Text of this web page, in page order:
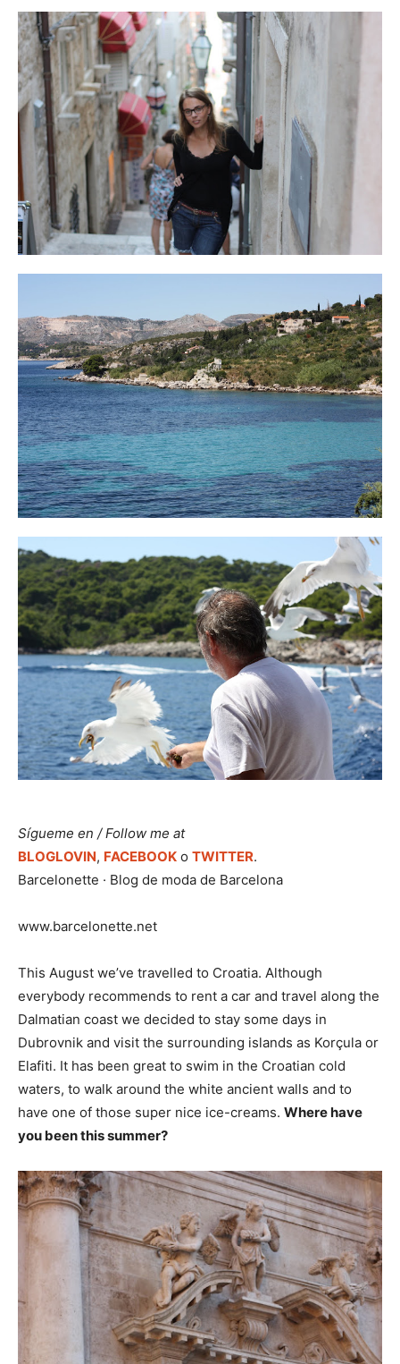
Sígueme en / Follow me at
BLOGLOVIN, FACEBOOK o TWITTER.
Barcelonette · Blog de moda de Barcelona
www.barcelonette.net
This August we’ve travelled to Croatia. Although
everybody recommends to rent a car and travel along the
Dalmatian coast we decided to stay some days in
Dubrovnik and visit the surrounding islands as Korçula or
Elafiti. It has been great to swim in the Croatian cold
waters, to walk around the white ancient walls and to
have one of those super nice ice-creams. Where have
you been this summer?